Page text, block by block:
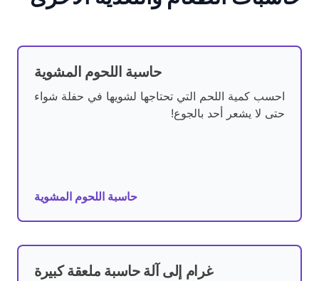
حاسبة اللحوم المشوية
احسب كمية اللحم التي تحتاجها لشويها في حفلة شواء
حتى لا يشعر أحد بالجوع!
حاسبة اللحوم المشوية
غرام إلى آلة حاسبة ملعقة كبيرة